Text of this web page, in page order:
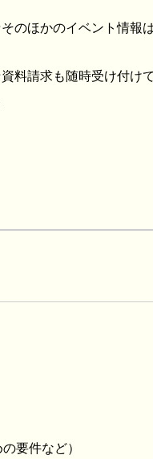
のほかのイベント情報
料請求も随時受け付け
要件など）